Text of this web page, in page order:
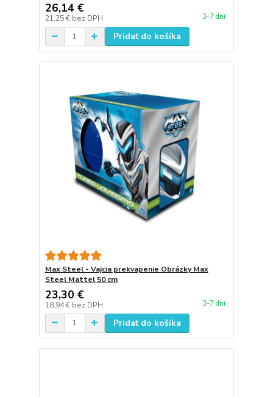
26,14 €
21,25 € bez DPH 3-7 dní
Pridať do košíka
Max Steel - Vajcia prekvapenie Obrázky Max
Steel Mattel 50 cm
23,30 €
18,94 € bez DPH 3-7 dní
Pridať do košíka